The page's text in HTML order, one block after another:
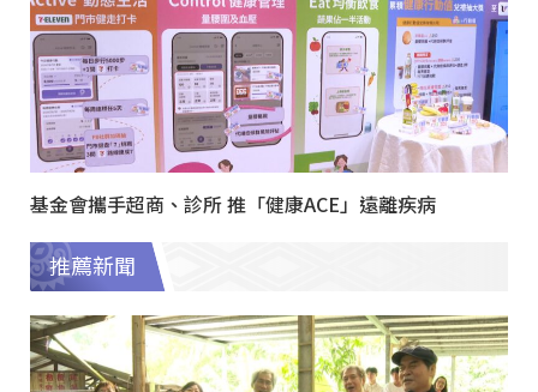
基金會攜手超商、診所 推「健康ACE」遠離疾病
推薦新聞